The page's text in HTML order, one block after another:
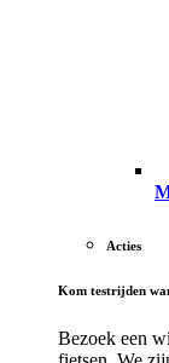
Acties
Kom testrijden
Bezoek een